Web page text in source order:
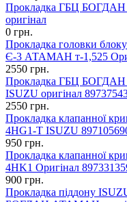
Прокладка ГБЦ БОГДАН
оригінал
0 грн.
Прокладка головки
Є-3 АТАМАН т-1,525
2550 грн.
Прокладка ГБЦ
ISUZU оригінал
2550 грн.
Прокладка клапанної
4HG1-T ISUZU
950 грн.
Прокладка клапанної
4HK1 Оригінал
900 грн.
Прокладка піддону